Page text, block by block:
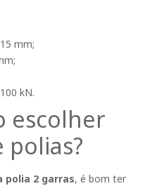
mm;
kN.
escolher
polias?
polia 2 garras, é bom ter